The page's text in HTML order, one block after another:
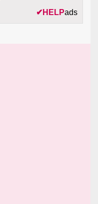
✔ HELPads